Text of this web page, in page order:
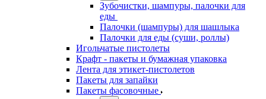
Зубочистки, шампуры, палочки для
еды
Палочки (шампуры) для шашлыка
Палочки для еды (суши, роллы)
Игольчатые пистолеты
Крафт - пакеты и бумажная упаковка
Лента для этикет-пистолетов
Пакеты для запайки
Пакеты фасовочные